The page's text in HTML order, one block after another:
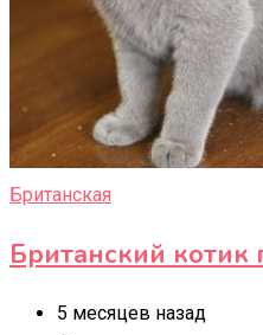
Британская
Британский котик
5 месяцев назад